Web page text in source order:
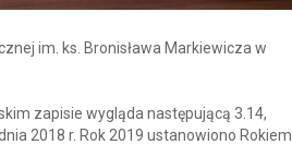
im. ks. Bronisława Markiewicza w
zapisie wygląda następującą 3.14,
2018 r. Rok 2019 ustanowiono Rokiem